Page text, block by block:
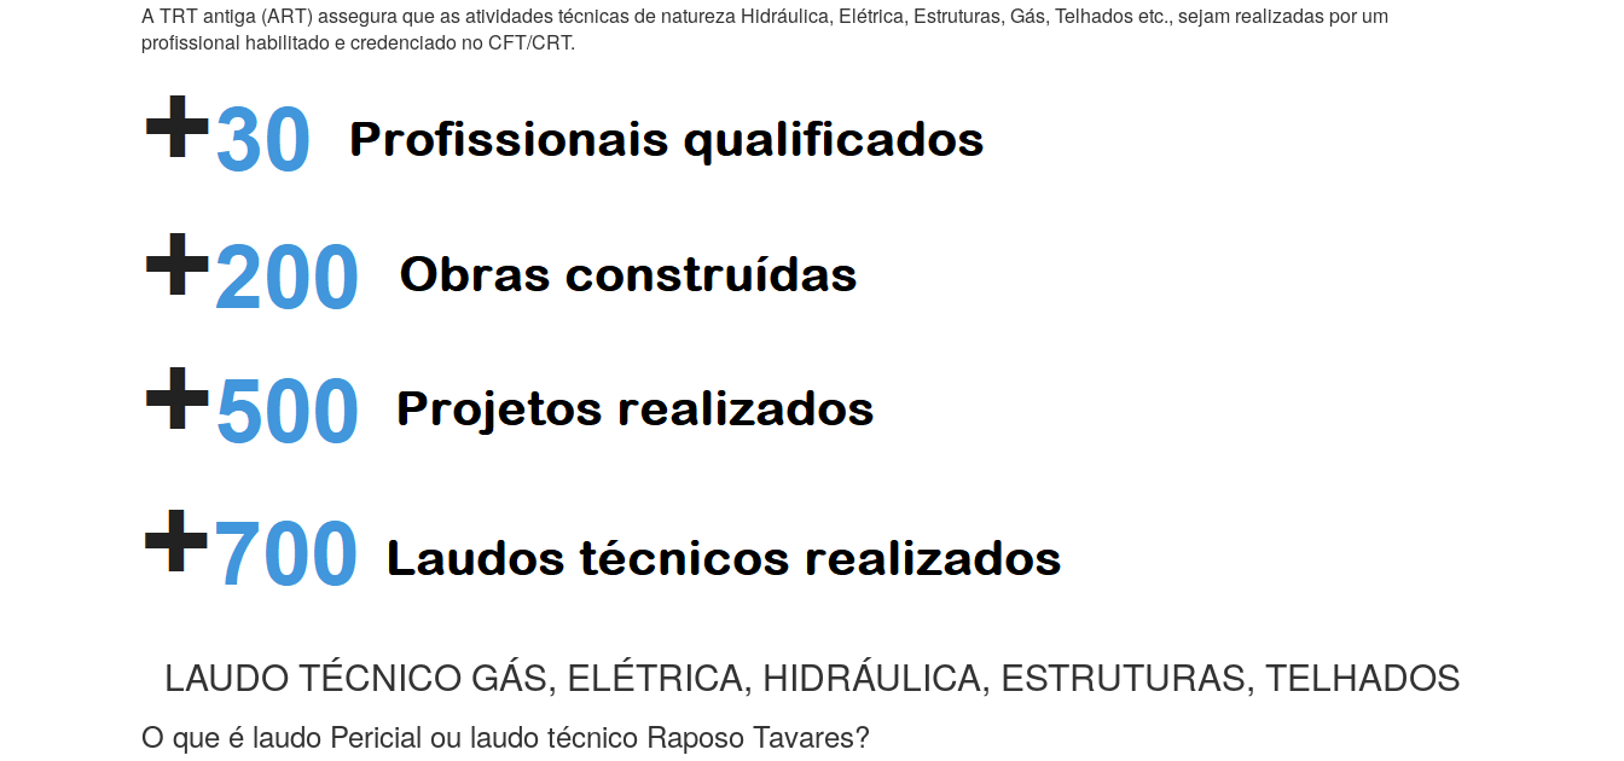
A TRT antiga (ART) assegura que as atividades técnicas de natureza Hidráulica, Elétrica, Estruturas, Gás, Telhados etc., sejam realizadas por um
profissional habilitado e credenciado no CFT/CRT.
LAUDO TÉCNICO GÁS, ELÉTRICA, HIDRÁULICA, ESTRUTURAS, TELHADOS
O que é laudo Pericial ou laudo técnico Raposo Tavares?